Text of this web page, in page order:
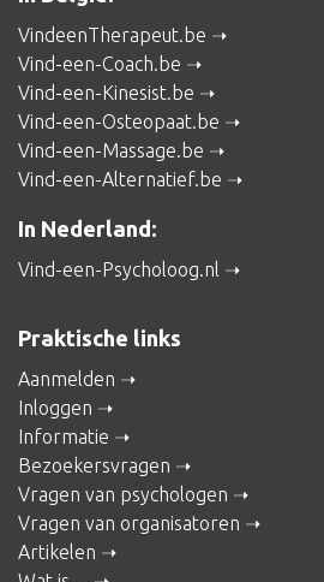
VindeenTherapeut.be
Vind-een-Coach.be
Vind-een-Kinesist.be
Vind-een-Osteopaat.be
Vind-een-Massage.be
Vind-een-Alternatief.be
In Nederland:
Vind-een-Psycholoog.nl
Praktische links
Aanmelden
Inloggen
Informatie
Bezoekersvragen
Vragen van psychologen
Vragen van organisatoren
Artikelen